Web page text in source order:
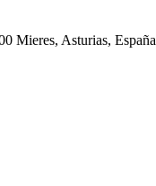
Mieres, Asturias, España